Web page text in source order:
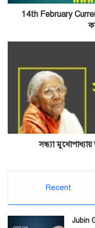
–
কারেন্ট14th February
জীবনী
Sandhya
Mukherjee
সন্ধ্যা
Recent
Jubin